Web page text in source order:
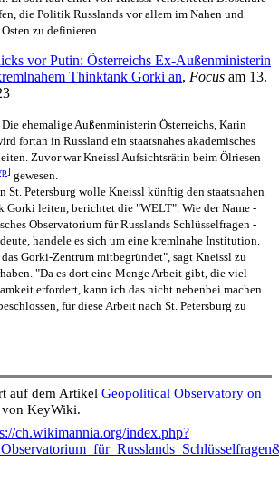
die Politik Russlands vor allem im Nahen und
zu definieren.
vor Putin: Österreichs Ex-Außenministerin
Thinktank Gorki an, Focus am 13.
ehemalige Außenministerin Österreichs, Karin
fortan in Russland ein staatsnahes akademisches
Zuvor war Kneissl Aufsichtsrätin beim Ölriesen
] gewesen.
St. Petersburg wolle Kneissl künftig den staatsnahen
Gorki leiten, berichtet die "WELT". Wie der Name -
Observatorium für Russlands Schlüsselfragen -
handele es sich um eine kremlnahe Institution.
Gorki-Zentrum mitbegründet", sagt Kneissl zu
"Da es dort eine Menge Arbeit gibt, die viel
erfordert, kann ich das nicht nebenbei machen.
für diese Arbeit nach St. Petersburg zu
auf dem Artikel Geopolitical Observatory on
von KeyWiki.
ch.wikimannia.org/index.php?